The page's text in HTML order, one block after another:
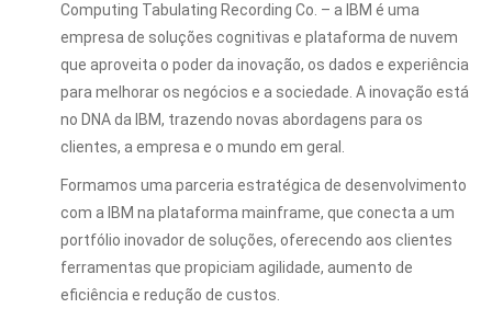
Computing Tabulating Recording Co. – a IBM é uma
empresa de soluções cognitivas e plataforma de nuvem
que aproveita o poder da inovação, os dados e experiência
para melhorar os negócios e a sociedade. A inovação está
no DNA da IBM, trazendo novas abordagens para os
clientes, a empresa e o mundo em geral.
Formamos uma parceria estratégica de desenvolvimento
com a IBM na plataforma mainframe, que conecta a um
portfólio inovador de soluções, oferecendo aos clientes
ferramentas que propiciam agilidade, aumento de
eficiência e redução de custos.